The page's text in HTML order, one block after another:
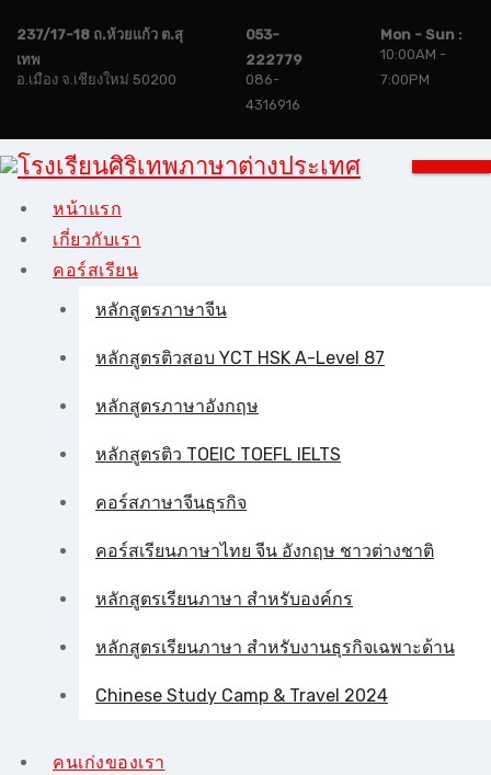
content
237/17-18 ถ.ห้วยแก้ว ต.สุ
เทพ
อ.เมือง จ.เชียงใหม่ 50200
053-
222779
086-
4316916
Mon - Sun :
10:00AM -
7:00PM
หน้าแรก
เกี่ยวกับเรา
คอร์สเรียน
หลักสูตรภาษาจีน
หลักสูตรติวสอบ YCT HSK A-Level 87
หลักสูตรภาษาอังกฤษ
หลักสูตรติว TOEIC TOEFL IELTS
คอร์สภาษาจีนธุรกิจ
คอร์สเรียนภาษาไทย จีน อังกฤษ ชาวต่างชาติ
หลักสูตรเรียนภาษา สำหรับองค์กร
หลักสูตรเรียนภาษา สำหรับงานธุรกิจเฉพาะด้าน
Chinese Study Camp & Travel 2024
คนเก่งของเรา